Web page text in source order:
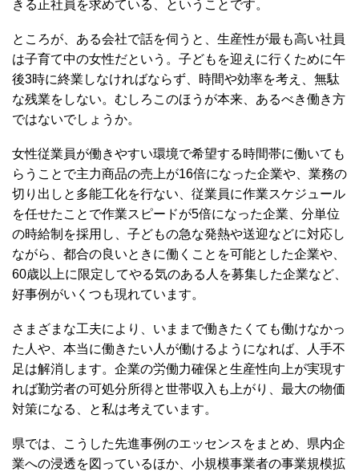
きる正社員を求めている、ということです。
ところが、ある会社で話を伺うと、生産性が最も高い社員
は子育て中の女性だという。子どもを迎えに行くために午
後3時に終業しなければならず、時間や効率を考え、無駄
な残業をしない。むしろこのほうが本来、あるべき働き方
ではないでしょうか。
女性従業員が働きやすい環境で希望する時間帯に働いても
らうことで主力商品の売上が16倍になった企業や、業務の
切り出しと多能工化を行ない、従業員に作業スケジュール
を任せたことで作業スピードが5倍になった企業、分単位
の時給制を採用し、子どもの急な発熱や送迎などに対応し
ながら、都合の良いときに働くことを可能とした企業や、
60歳以上に限定してやる気のある人を募集した企業など、
好事例がいくつも現れています。
さまざまな工夫により、いままで働きたくても働けなかっ
た人や、本当に働きたい人が働けるようになれば、人手不
足は解消します。企業の労働力確保と生産性向上が実現す
れば勤労者の可処分所得と世帯収入も上がり、最大の物価
対策になる、と私は考えています。
県では、こうした先進事例のエッセンスをまとめ、県内企
業への浸透を図っているほか、小規模事業者の事業規模拡